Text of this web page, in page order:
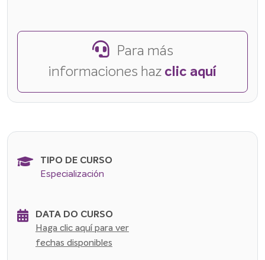
Para más
informaciones haz clic aquí
TIPO DE CURSO
Especialización
DATA DO CURSO
Haga clic aquí para ver
fechas disponibles